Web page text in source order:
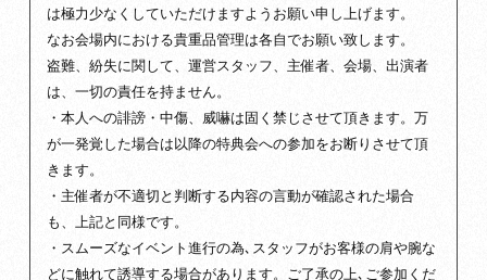
は極力少なくしていただけますようお願い申し上げます。
なお会場内における貴重品管理は各自でお願い致します。
盗難、紛失に関して、運営スタッフ、主催者、会場、出演者
は、一切の責任を持ません。
・本人への誹謗・中傷、威嚇は固く禁じさせて頂きます。万
が一発覚した場合は以降の特典会への参加をお断りさせて頂
きます。
・主催者が不適切と判断する内容の言動が確認された場合
も、上記と同様です。
・スムーズなイベント進行の為､スタッフがお客様の肩や腕な
どに触れて誘導する場合があります。ご了承の上､ご参加くだ